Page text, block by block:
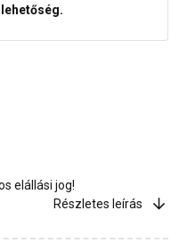
elállási jog!
Részletes leírás